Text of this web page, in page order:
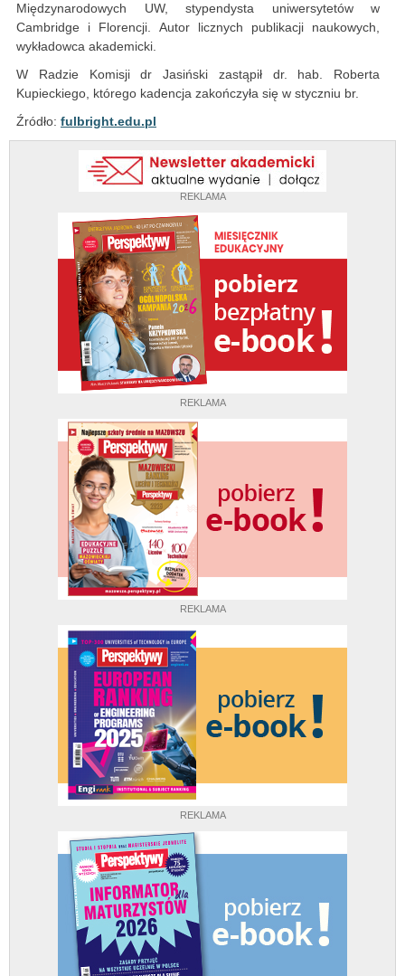
REKLAMA
REKLAMA
REKLAMA
REKLAMA
Międzynarodowych UW, stypendysta uniwersytetów w
Cambridge i Florencji. Autor licznych publikacji naukowych,
wykładowca akademicki.
W Radzie Komisji dr Jasiński zastąpił dr. hab. Roberta
Kupieckiego, którego kadencja zakończyła się w styczniu br.
Źródło: fulbright.edu.pl